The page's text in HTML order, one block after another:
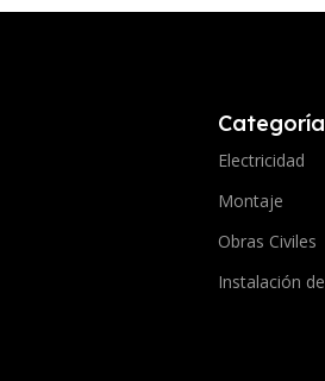
Electricidad
Montaje
Obras Civiles
Instalación